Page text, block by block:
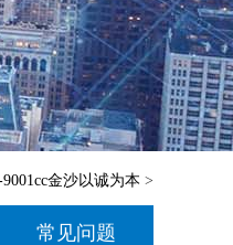
金沙以诚为本 >
常见问题